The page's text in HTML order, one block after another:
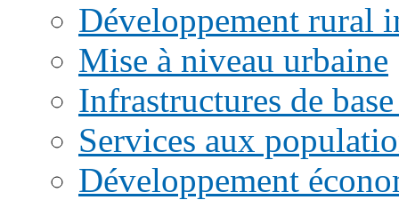
Développement rural
Mise à niveau urbaine
Infrastructures de
Services aux
Développement